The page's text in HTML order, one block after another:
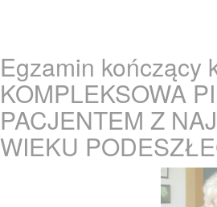
Egzamin kończący
KOMPLEKSOWA
PACJENTEM Z
WIEKU